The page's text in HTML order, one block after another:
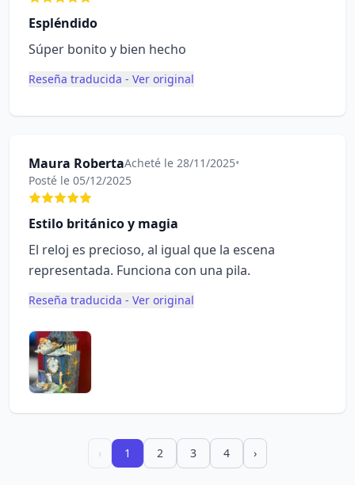
Espléndido
Súper bonito y bien hecho
Reseña traducida - Ver original
Maura RobertaAcheté le 28/11/2025•
Posté le 05/12/2025
Estilo británico y magia
El reloj es precioso, al igual que la escena
representada. Funciona con una pila.
Reseña traducida - Ver original
‹ 1 2 3 4 ›